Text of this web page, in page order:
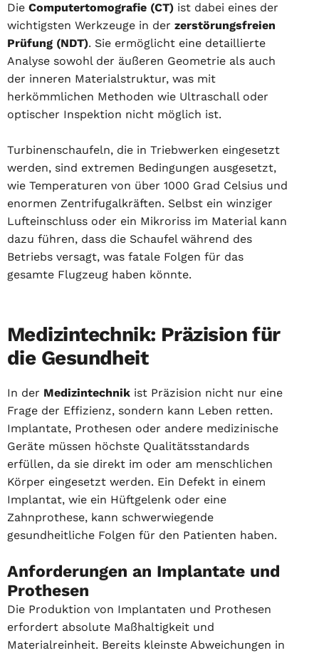
Die Computertomografie (CT) ist dabei eines der
wichtigsten Werkzeuge in der zerstörungsfreien
Prüfung (NDT). Sie ermöglicht eine detaillierte
Analyse sowohl der äußeren Geometrie als auch
der inneren Materialstruktur, was mit
herkömmlichen Methoden wie Ultraschall oder
optischer Inspektion nicht möglich ist.
Turbinenschaufeln, die in Triebwerken eingesetzt
werden, sind extremen Bedingungen ausgesetzt,
wie Temperaturen von über 1000 Grad Celsius und
enormen Zentrifugalkräften. Selbst ein winziger
Lufteinschluss oder ein Mikroriss im Material kann
dazu führen, dass die Schaufel während des
Betriebs versagt, was fatale Folgen für das
gesamte Flugzeug haben könnte.
Medizintechnik: Präzision für
die Gesundheit
In der Medizintechnik ist Präzision nicht nur eine
Frage der Effizienz, sondern kann Leben retten.
Implantate, Prothesen oder andere medizinische
Geräte müssen höchste Qualitätsstandards
erfüllen, da sie direkt im oder am menschlichen
Körper eingesetzt werden. Ein Defekt in einem
Implantat, wie ein Hüftgelenk oder eine
Zahnprothese, kann schwerwiegende
gesundheitliche Folgen für den Patienten haben.
Anforderungen an Implantate und
Prothesen
Die Produktion von Implantaten und Prothesen
erfordert absolute Maßhaltigkeit und
Materialreinheit. Bereits kleinste Abweichungen in